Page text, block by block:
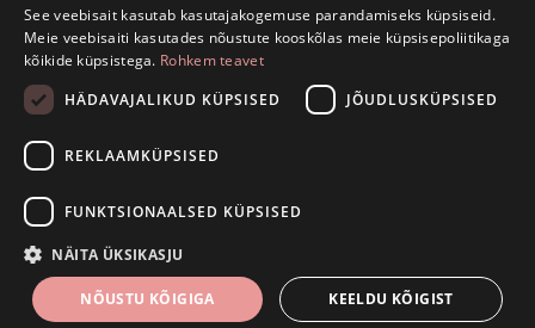
KONTAKT
INFORMATSIOON
Autoriõigus © 2026 Eesti Juveel. Kõik õigused kaitstud.
ESTONIAN
See veebisait kasutab kasutajakogemuse parandamiseks küpsiseid.
Meie veebisaiti kasutades nõustute kooskõlas meie küpsisepoliitikaga
kõikide küpsistega. Rohkem teavet
HÄDAVAJALIKUD KÜPSISED
JÕUDLUSKÜPSISED
REKLAAMKÜPSISED
FUNKTSIONAALSED KÜPSISED
NÄITA ÜKSIKASJU
NÕUSTU KÕIGIGA KEELDU KÕIGIST